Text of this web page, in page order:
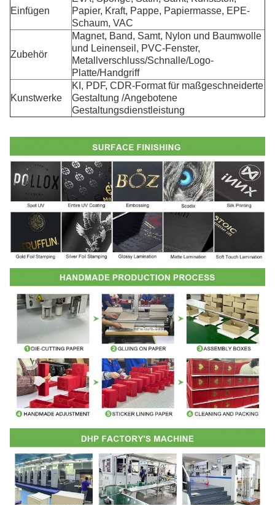
Einfügen
Papier, Kraft, Pappe, Papiermasse, EPE-
Schaum, VAC
Zubehör
Magnet, Band, Samt, Nylon und Baumwolle
und Leinenseil, PVC-Fenster,
Metallverschluss/Schnalle/Logo-
Platte/Handgriff
Kunstwerke
KI, PDF, CDR-Format für maßgeschneiderte
Gestaltung /Angebotene
Gestaltungsdienstleistung